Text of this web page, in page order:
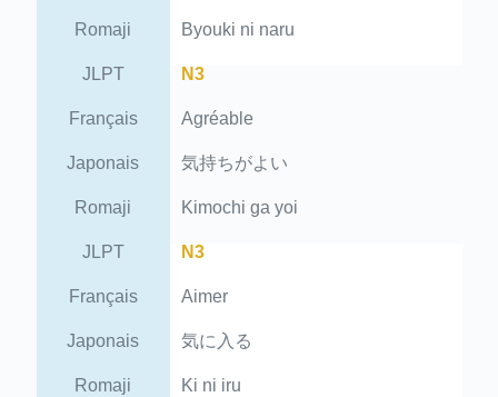
Romaji Byouki ni naru
JLPT N3
Français Agréable
Japonais 気持ちがよい
Romaji Kimochi ga yoi
JLPT N3
Français Aimer
Japonais 気に入る
Romaji Ki ni iru